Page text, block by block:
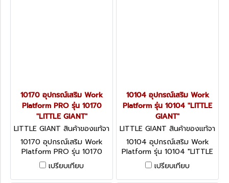
10170 อุปกรณ์เสริม Work
Platform PRO รุ่น 10170
"LITTLE GIANT"
LITTLE GIANT สินค้าของแท้จา
กโรงงานผู้ผลิต 10170
10170 อุปกรณ์เสริม Work
Platform PRO รุ่น 10170
"LITTLE GIANT"
เปรียบเทียบ
10104 อุปกรณ์เสริม Work
Platform รุ่น 10104 "LITTLE
GIANT"
LITTLE GIANT สินค้าของแท้จา
กโรงงานผู้ผลิต 10104
10104 อุปกรณ์เสริม Work
Platform รุ่น 10104 "LITTLE
GIANT"
เปรียบเทียบ